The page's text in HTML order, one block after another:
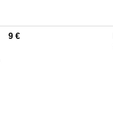
9 €